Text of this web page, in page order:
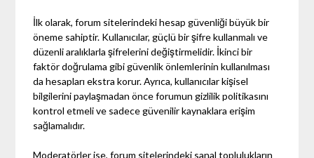
İlk olarak, forum sitelerindeki hesap güvenliği büyük bir
öneme sahiptir. Kullanıcılar, güçlü bir şifre kullanmalı ve
düzenli aralıklarla şifrelerini değiştirmelidir. İkinci bir
faktör doğrulama gibi güvenlik önlemlerinin kullanılması
da hesapları ekstra korur. Ayrıca, kullanıcılar kişisel
bilgilerini paylaşmadan önce forumun gizlilik politikasını
kontrol etmeli ve sadece güvenilir kaynaklara erişim
sağlamalıdır.
Moderatörler ise, forum sitelerindeki sanal toplulukların